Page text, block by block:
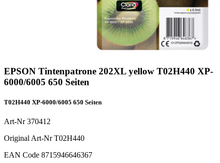
EPSON Tintenpatrone 202XL yellow T02H440 XP-
6000/6005 650 Seiten
T02H440 XP-6000/6005 650 Seiten
Art-Nr370412
Original Art-NrT02H440
EAN Code 8715946646367